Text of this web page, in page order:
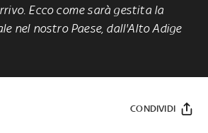
Ecco come sarà gestita la
nel nostro Paese, dall'Alto Adige
CONDIVIDI